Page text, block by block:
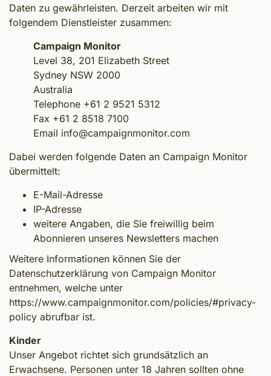
Daten zu gewährleisten. Derzeit arbeiten wir mit
folgendem Dienstleister zusammen:
Campaign Monitor
Level 38, 201 Elizabeth Street
Sydney NSW 2000
Australia
Telephone +61 2 9521 5312
Fax +61 2 8518 7100
Email info@campaignmonitor.com
Dabei werden folgende Daten an Campaign Monitor
übermittelt:
E-Mail-Adresse
IP-Adresse
weitere Angaben, die Sie freiwillig beim
Abonnieren unseres Newsletters machen
Weitere Informationen können Sie der
Datenschutzerklärung von Campaign Monitor
entnehmen, welche unter
https://www.campaignmonitor.com/policies/#privacy-
policy abrufbar ist.
Kinder
Unser Angebot richtet sich grundsätzlich an
Erwachsene. Personen unter 18 Jahren sollten ohne